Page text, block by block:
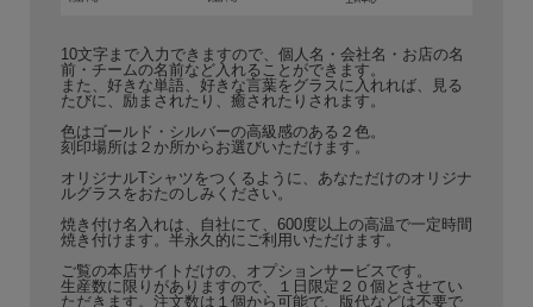
10文字まで入力できますので、個人名・会社名・お店の名
前・チームの名前など入れることができます。
また、好きな単語、好きな言葉をグラスに入れれば、見る
たびに、励まされたり、癒されたりされます。
色はゴールド・シルバーの高級感のある２色。
刻印場所は２か所からお選びいただけます。
オリジナルTシャツをつくるように、あなただけのオリジナ
ルグラスをおたのしみください。
焼き付け名入れは、自社にて、600度以上の高温で一定時間
焼き付けます。半永久的にご利用いただけます。
ご覧の本店サイトだけの、オプションサービスです。
生産数に限りがありますので、１日限定２０個とさせてい
ただきます。注文数は１個から可能で、版代などは不要で